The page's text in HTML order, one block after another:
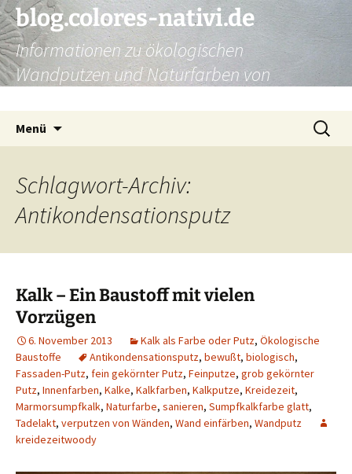
Zum
Inhalt
springen
blog.colores-nativi.de
Informationen zu ökologischen
Wandputzen und Naturfarben von
Menü
Suchen
nach:
Schlagwort-Archiv:
Antikondensationsputz
Kalk – Ein Baustoff mit vielen
Vorzügen
6. November 2013 Kalk als Farbe oder Putz, Ökologische
Baustoffe
Antikondensationsputz, bewußt, biologisch,
Fassaden-Putz, fein gekörnter Putz, Feinputze, grob gekörnter
Putz, Innenfarben, Kalke, Kalkfarben, Kalkputze, Kreidezeit,
Marmorsumpfkalk, Naturfarbe, sanieren, Sumpfkalkfarbe glatt,
Tadelakt, verputzen von Wänden, Wand einfärben, Wandputz
kreidezeitwoody